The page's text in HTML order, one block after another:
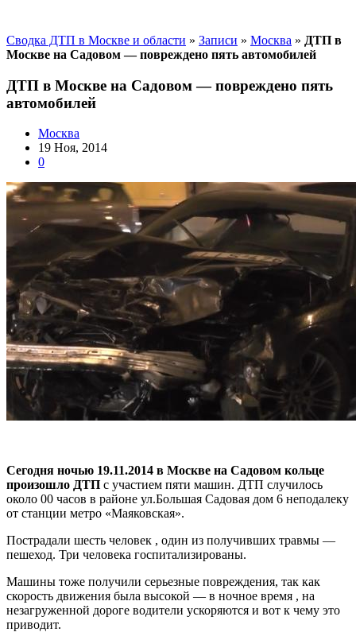
Сводка ДТП в Москве и области » Записи » Москва » ДТП в
Москве на Садовом — повреждено пять автомобилей
ДТП в Москве на Садовом — повреждено пять
автомобилей
Москва
19 Ноя, 2014
0
Сегодня ночью 19.11.2014 в Москве на Садовом кольце
произошло ДТП с участием пяти машин. ДТП случилось
около 00 часов в районе ул.Большая Садовая дом 6 неподалеку
от станции метро «Маяковская».
Пострадали шесть человек , один из получивших травмы —
пешеход. Три человека госпитализированы.
Машины тоже получили серьезные повреждения, так как
скорость движения была высокой — в ночное время , на
незагруженной дороге водители ускоряются и вот к чему это
приводит.